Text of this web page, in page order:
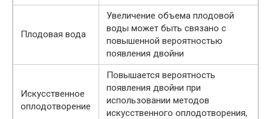
Плодовая вода
Увеличение объема плодовой
воды может быть связано с
повышенной вероятностью
появления двойни
Искусственное
оплодотворение
Повышается вероятность
появления двойни при
использовании методов
искусственного оплодотворения,